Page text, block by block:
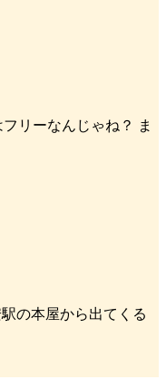
リーなんじゃね？ ま
の本屋から出てくる